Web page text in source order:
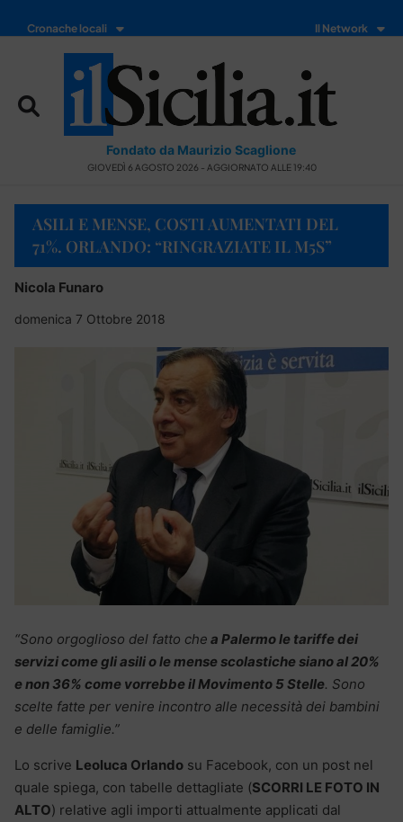
Cronache locali Il Network
Fondato da Maurizio Scaglione
GIOVEDÌ 6 AGOSTO 2026 - AGGIORNATO ALLE 19:40
ASILI E MENSE, COSTI AUMENTATI DEL
71%. ORLANDO: “RINGRAZIATE IL M5S”
Nicola Funaro
domenica 7 Ottobre 2018
“Sono orgoglioso del fatto che a Palermo le tariffe dei
servizi come gli asili o le mense scolastiche siano al 20%
e non 36% come vorrebbe il Movimento 5 Stelle. Sono
scelte fatte per venire incontro alle necessità dei bambini
e delle famiglie.”
Lo scrive Leoluca Orlando su Facebook, con un post nel
quale spiega, con tabelle dettagliate (SCORRI LE FOTO IN
ALTO) relative agli importi attualmente applicati dal